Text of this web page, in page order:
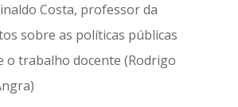
Costa, professor da
sobre as políticas públicas
o trabalho docente (Rodrigo